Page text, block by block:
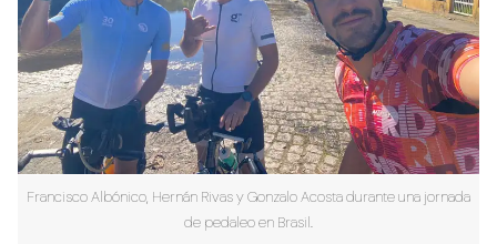
Francisco Albónico, Hernán Rivas y Gonzalo Acosta durante una jornada
de pedaleo en Brasil.